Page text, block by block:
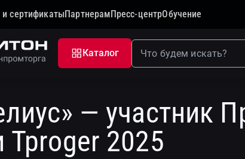
сертификатыПартнерамПресс-центрОбучение
Каталог
— участник
2025